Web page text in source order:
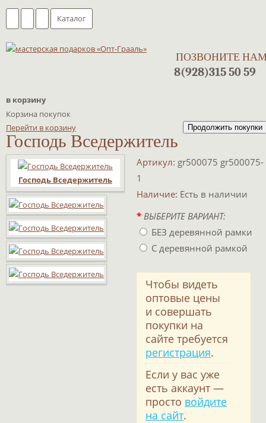
Каталог
ПОЗВОНИТЕ
8(928)315 50 59
в корзину
Корзина покупок
Перейти в корзину
Продолжить покупки
Господь Вседержитель
Господь Вседержитель
Артикул: gr500075 gr500075-
1
Наличие: Есть в наличии
* ВЫБЕРИТЕ ВАРИАНТ:
БЕЗ деревянной рамки
С деревянной рамкой
Чтобы видеть
оптовые цены
и совершать
покупки на
сайте требуется
регистрация.
Если у вас уже
есть аккаунт —
просто войдите
на сайт.